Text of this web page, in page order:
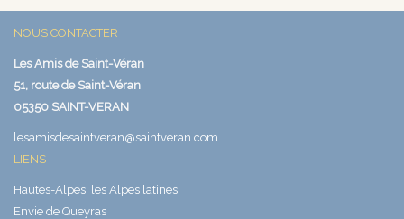
NOUS CONTACTER
Les Amis de Saint-Véran
51, route de Saint-Véran
05350 SAINT-VERAN
lesamisdesaintveran@saintveran.com
LIENS
Hautes-Alpes, les Alpes latines
Envie de Queyras